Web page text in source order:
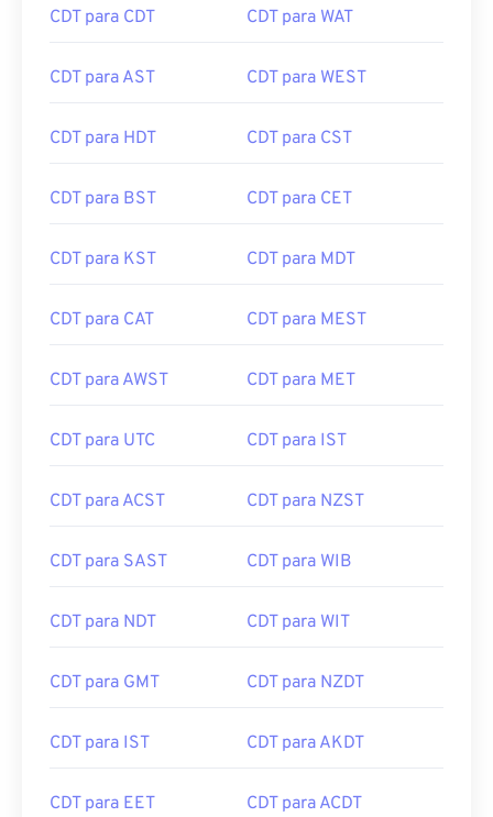
CDT para CDT CDT para WAT
CDT para AST CDT para WEST
CDT para HDT CDT para CST
CDT para BST CDT para CET
CDT para KST CDT para MDT
CDT para CAT CDT para MEST
CDT para AWST CDT para MET
CDT para UTC CDT para IST
CDT para ACST CDT para NZST
CDT para SAST CDT para WIB
CDT para NDT CDT para WIT
CDT para GMT CDT para NZDT
CDT para IST CDT para AKDT
CDT para EET CDT para ACDT